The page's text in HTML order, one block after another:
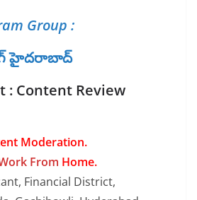
Group :
హైదరాబాద్
: Content Review
Moderation.
From Home.
Financial District,